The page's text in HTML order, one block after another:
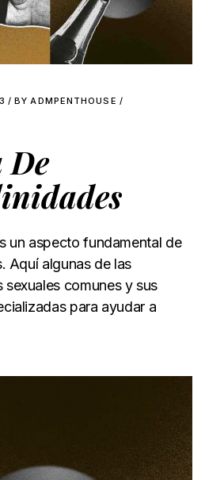
BY ADMPENTHOUSE
un aspecto fundamental de
Aquí algunas de las
comunes y sus
para ayudar a